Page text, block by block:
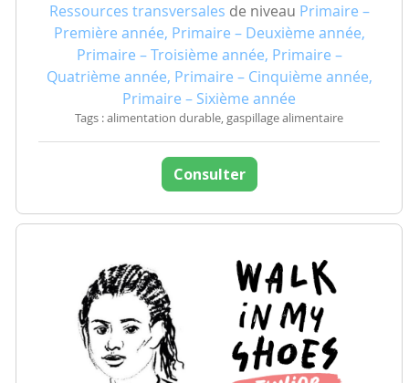
Ressources transversales de niveau Primaire –
Première année, Primaire – Deuxième année,
Primaire – Troisième année, Primaire –
Quatrième année, Primaire – Cinquième année,
Primaire – Sixième année
Tags : alimentation durable, gaspillage alimentaire
Consulter